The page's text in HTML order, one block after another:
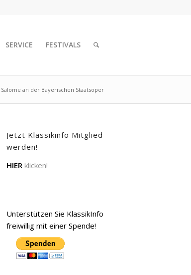
SERVICE FESTIVALS
Salome an der Bayerischen Staatsoper
Jetzt Klassikinfo Mitglied
werden!
HIER klicken!
Unterstützen Sie KlassikInfo
freiwillig mit einer Spende!